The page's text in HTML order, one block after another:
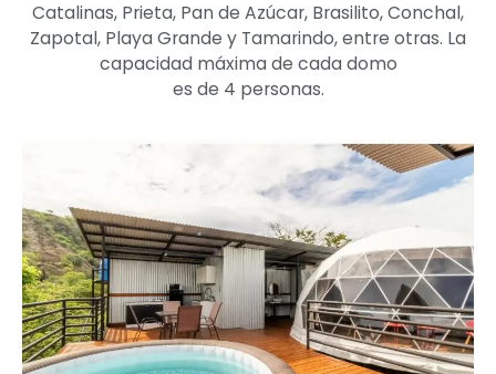
Catalinas, Prieta, Pan de Azúcar, Brasilito, Conchal,
Zapotal, Playa Grande y Tamarindo, entre otras. La
capacidad máxima de cada domo
es de 4 personas.